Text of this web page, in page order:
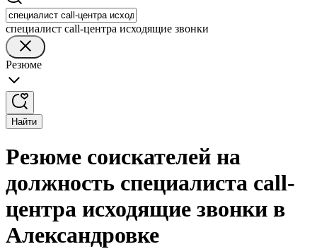
специалист call-центра исходящие звонки
Резюме
Найти
Резюме соискателей на
должность специалиста call-
центра исходящие звонки в
Александровке